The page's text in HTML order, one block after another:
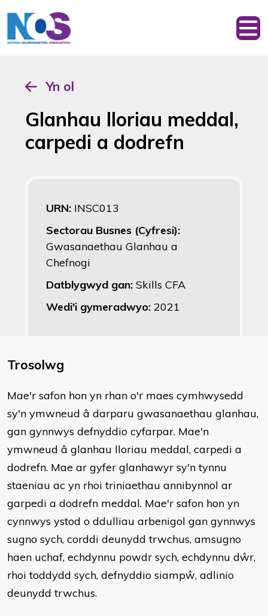
Yn ol
Glanhau lloriau meddal,
carpedi a dodrefn
URN: INSC013
Sectorau Busnes (Cyfresi):
Gwasanaethau Glanhau a
Chefnogi
Datblygwyd gan: Skills CFA
Wedi'i gymeradwyo: 2021
Trosolwg
Mae'r safon hon yn rhan o'r maes cymhwysedd
sy'n ymwneud â darparu gwasanaethau glanhau,
gan gynnwys defnyddio cyfarpar. Mae'n
ymwneud â glanhau lloriau meddal, carpedi a
dodrefn. Mae ar gyfer glanhawyr sy'n tynnu
staeniau ac yn rhoi triniaethau annibynnol ar
garpedi a dodrefn meddal. Mae'r safon hon yn
cynnwys ystod o ddulliau arbenigol gan gynnwys
sugno sych, corddi deunydd trwchus, amsugno
haen uchaf, echdynnu powdr sych, echdynnu dŵr,
rhoi toddydd sych, defnyddio siampŵ, adlinio
deunydd trwchus.